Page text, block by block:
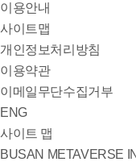
이용안내
사이트맵
개인정보처리방침
이용약관
이메일무단수집거부
ENG
사이트 맵
BUSAN METAVERSE